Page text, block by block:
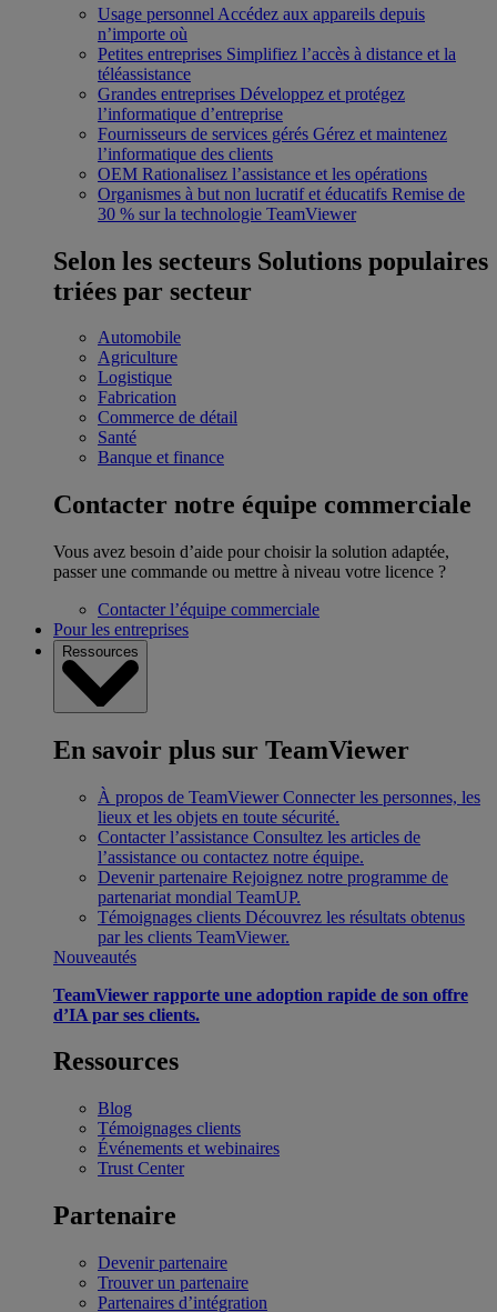
Usage personnel Accédez aux appareils depuis
n’importe où
Petites entreprises Simplifiez l’accès à distance et la
téléassistance
Grandes entreprises Développez et protégez
l’informatique d’entreprise
Fournisseurs de services gérés Gérez et maintenez
l’informatique des clients
OEM Rationalisez l’assistance et les opérations
Organismes à but non lucratif et éducatifs Remise de
30 % sur la technologie TeamViewer
Selon les secteurs Solutions populaires
triées par secteur
Automobile
Agriculture
Logistique
Fabrication
Commerce de détail
Santé
Banque et finance
Contacter notre équipe commerciale
Vous avez besoin d’aide pour choisir la solution adaptée,
passer une commande ou mettre à niveau votre licence ?
Contacter l’équipe commerciale
Pour les entreprises
Ressources
En savoir plus sur TeamViewer
À propos de TeamViewer Connecter les personnes, les
lieux et les objets en toute sécurité.
Contacter l’assistance Consultez les articles de
l’assistance ou contactez notre équipe.
Devenir partenaire Rejoignez notre programme de
partenariat mondial TeamUP.
Témoignages clients Découvrez les résultats obtenus
par les clients TeamViewer.
Nouveautés
TeamViewer rapporte une adoption rapide de son offre
d’IA par ses clients.
Ressources
Blog
Témoignages clients
Événements et webinaires
Trust Center
Partenaire
Devenir partenaire
Trouver un partenaire
Partenaires d’intégration